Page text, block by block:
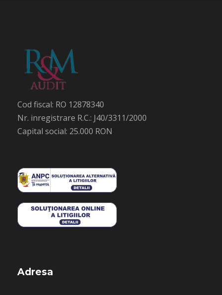
Cod fiscal: RO 12878340
Nr. inregistrare R.C.: J40/3311/2000
Capital social: 25.000 RON
Adresa